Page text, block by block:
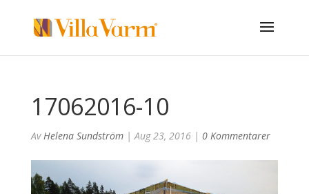
17062016-10
AvHelena Sundström|Aug 23, 2016| 0 Kommentarer